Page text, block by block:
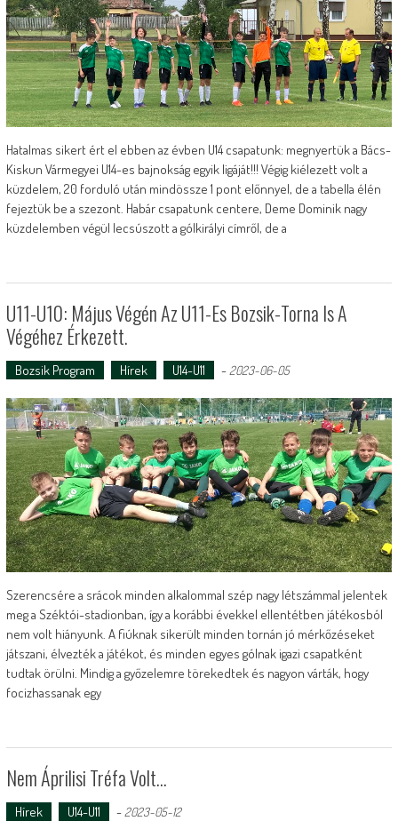
Hatalmas sikert ért el ebben az évben U14 csapatunk: megnyertük a Bács-
Kiskun Vármegyei U14-es bajnokság egyik ligáját!!! Végig kiélezett volt a
küzdelem, 20 forduló után mindössze 1 pont előnnyel, de a tabella élén
fejeztük be a szezont. Habár csapatunk centere, Deme Dominik nagy
küzdelemben végül lecsúszott a gólkirályi címről, de a
U11-U10: Május Végén Az U11-Es Bozsik-Torna Is A
Végéhez Érkezett.
Bozsik Program Hírek U14-U11 -2023-06-05
Szerencsére a srácok minden alkalommal szép nagy létszámmal jelentek
meg a Széktói-stadionban, így a korábbi évekkel ellentétben játékosból
nem volt hiányunk. A fiúknak sikerült minden tornán jó mérkőzéseket
játszani, élvezték a játékot, és minden egyes gólnak igazi csapatként
tudtak örülni. Mindig a győzelemre törekedtek és nagyon várták, hogy
focizhassanak egy
Nem Áprilisi Tréfa Volt…
Hírek U14-U11 - 2023-05-12